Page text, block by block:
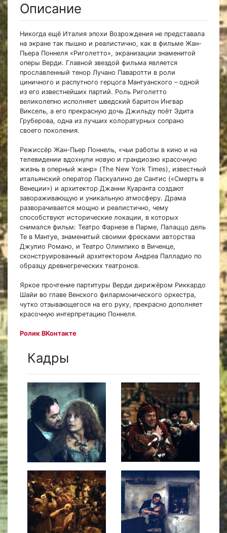
Описание
Никогда ещё Италия эпохи Возрождения не представала
на экране так пышно и реалистично, как в фильме Жан-
Пьера Поннеля «Риголетто», экранизации знаменитой
оперы Верди. Главной звездой фильма является
прославленный тенор Лучано Паваротти в роли
циничного и распутного герцога Мантуанского – одной
из его известнейших партий. Роль Риголетто
великолепно исполняет шведский баритон Ингвар
Виксель, а его прекрасную дочь Джильду поёт Эдита
Груберова, одна из лучших колоратурных сопрано
своего поколения.
Режиссёр Жан-Пьер Поннель, «чьи работы в кино и на
телевидении вдохнули новую и грандиозно красочную
жизнь в оперный жанр» (The New York Times), известный
итальянский оператор Паскуалино де Сантис («Смерть в
Венеции») и архитектор Джанни Куаранта создают
завораживающую и уникальную атмосферу. Драма
разворачивается мощно и реалистично, чему
способствуют исторические локации, в которых
снимался фильм: Театро Фарнезе в Парме, Палаццо дель
Те в Мантуе, знаменитый своими фресками авторства
Джулио Романо, и Театро Олимпико в Виченце,
сконструированный архитектором Андреа Палладио по
образцу древнегреческих театронов.
Яркое прочтение партитуры Верди дирижёром Риккардо
Шайи во главе Венского филармонического оркестра,
чутко отзывающегося на его руку, прекрасно дополняет
красочную интерпретацию Поннеля.
Ролик ВКонтакте
Кадры